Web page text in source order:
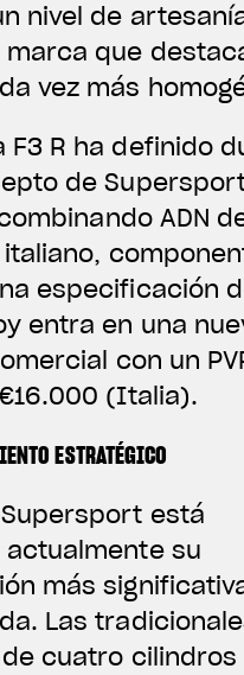
nivel de
que
vez más
F3 R ha definido
de
ADN
especificación
entra en una
con un
(Italia).
ESTRATÉGICO
está
su
más
Las
cuatro cilindros